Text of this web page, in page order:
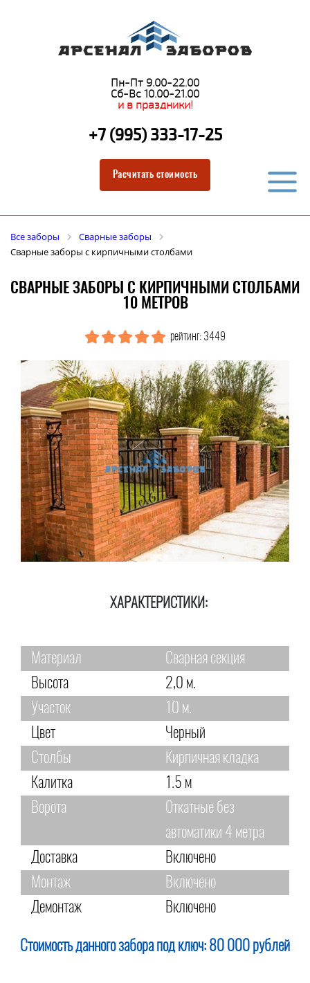
Пн-Пт 9.00-22.00
Сб-Вс 10.00-21.00
и в праздники!
+7 (995) 333-17-25
Расчитать стоимость
Все заборы
Сварные заборы
Сварные заборы с кирпичными столбами
СВАРНЫЕ ЗАБОРЫ С КИРПИЧНЫМИ СТОЛБАМИ
10 МЕТРОВ
рейтинг: 3449
ХАРАКТЕРИСТИКИ:
Материал
Сварная секция
Высота
2,0 м.
Участок
10 м.
Цвет
Черный
Столбы
Кирпичная кладка
Калитка
1.5 м
Ворота
Откатные без
автоматики 4 метра
Доставка
Включено
Монтаж
Включено
Демонтаж
Включено
Стоимость данного забора под ключ: 80 000 рублей